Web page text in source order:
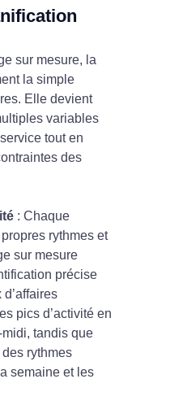
sur mesure, la
la simple
Elle devient
variables
tout en
des
: Chaque
rythmes et
sur mesure
précise
pics d’activité en
midi, tandis que
rythmes
semaine et les